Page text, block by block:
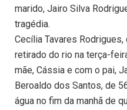
marido, Jairo Silva
tragédia.
Cecília Tavares
retirado do rio na terça-
mãe, Cássia e com o pai,
Beroaldo dos Santos, de
água no fim da manhã de